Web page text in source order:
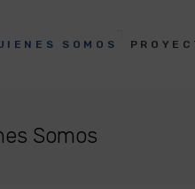
SOMOS
Somos